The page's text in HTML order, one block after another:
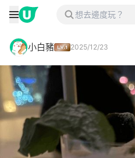
小白豬 2025/12/23